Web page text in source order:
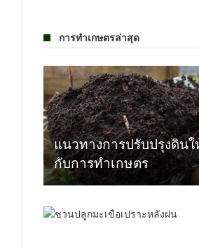
การทำเกษตรล่าสุด
แนวทางการปรับปรุงดินใ
กับการทำเกษตร